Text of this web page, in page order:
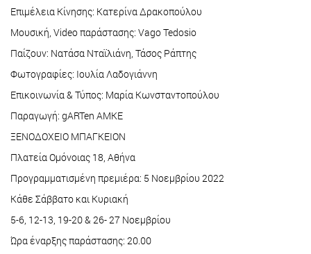
Επιμέλεια Κίνησης: Κατερίνα Δρακοπούλου
Μουσική, Video παράστασης: Vago Tedosio
Παίζουν: Νατάσα Νταϊλιάνη, Τάσος Ράπτης
Φωτογραφίες: Ιουλία Λαδογιάννη
Επικοινωνία & Τύπος: Μαρία Κωνσταντοπούλου
Παραγωγή: gARTen AMKE
ΞΕΝΟΔΟΧΕΙΟ ΜΠΑΓΚΕΙΟΝ
Πλατεία Ομόνοιας 18, Αθήνα
Προγραμματισμένη πρεμιέρα: 5 Νοεμβρίου 2022
Κάθε Σάββατο και Κυριακή
5-6, 12-13, 19-20 & 26- 27 Νοεμβρίου
Ώρα έναρξης παράστασης: 20.00